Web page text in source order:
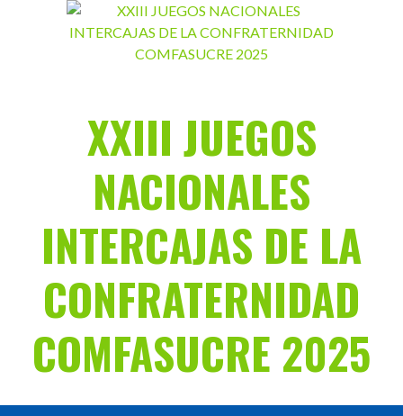
XXIII JUEGOS
NACIONALES
INTERCAJAS DE LA
CONFRATERNIDAD
COMFASUCRE 2025